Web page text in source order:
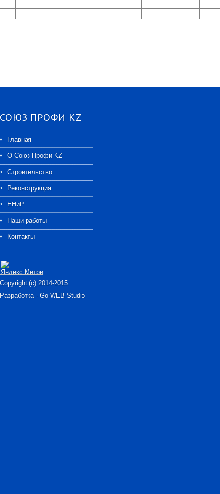
СОЮЗ ПРОФИ KZ
Главная
О Союз Профи KZ
Строительство
Реконструкция
ЕНиР
Наши работы
Контакты
Copyright (c) 2014-2015
Разработка - Go-WEB Studio